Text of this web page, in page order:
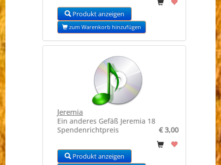
Produkt anzeigen
zum Warenkorb hinzufügen
Jeremia
Ein anderes Gefäß Jeremia 18
Spendenrichtpreis
€ 3,00
Produkt anzeigen